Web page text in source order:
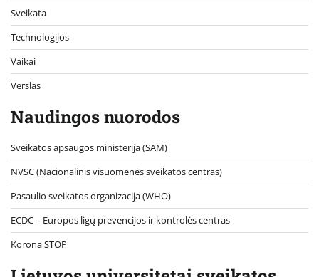
Sveikata
Technologijos
Vaikai
Verslas
Naudingos nuorodos
Sveikatos apsaugos ministerija (SAM)
NVSC (Nacionalinis visuomenės sveikatos centras)
Pasaulio sveikatos organizacija (WHO)
ECDC – Europos ligų prevencijos ir kontrolės centras
Korona STOP